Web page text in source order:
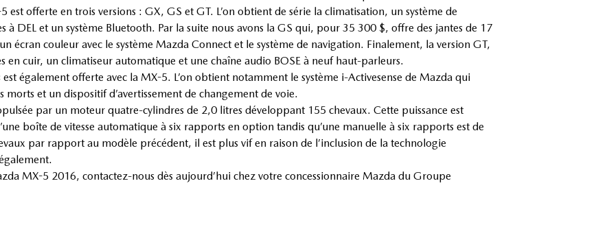
offerte en trois versions : GX, GS et GT. L’on obtient de série la climatisation, un système de
DEL et un système Bluetooth. Par la suite nous avons la GS qui, pour 35 300 $, offre des jantes de 17
écran couleur avec le système Mazda Connect et le système de navigation. Finalement, la version GT,
en cuir, un climatiseur automatique et une chaîne audio BOSE à neuf haut-parleurs.
également offerte avec la MX-5. L’on obtient notamment le système i-Activesense de Mazda qui
morts et un dispositif d’avertissement de changement de voie.
par un moteur quatre-cylindres de 2,0 litres développant 155 chevaux. Cette puissance est
boîte de vitesse automatique à six rapports en option tandis qu’une manuelle à six rapports est de
par rapport au modèle précédent, il est plus vif en raison de l’inclusion de la technologie
MX-5 2016, contactez-nous dès aujourd’hui chez votre concessionnaire Mazda du Groupe